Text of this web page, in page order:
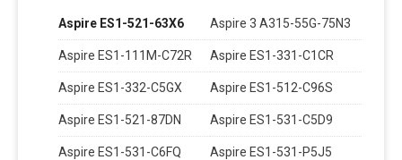
Aspire ES1-521-63X6 Aspire 3 A315-55G-75N3
Aspire ES1-111M-C72R Aspire ES1-331-C1CR
Aspire ES1-332-C5GX Aspire ES1-512-C96S
Aspire ES1-521-87DN Aspire ES1-531-C5D9
Aspire ES1-531-C6FQ Aspire ES1-531-P5J5